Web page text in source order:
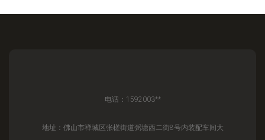
电话：1592003**
地址：佛山市禅城区张槎街道弼塘西二街8号内装配车间大